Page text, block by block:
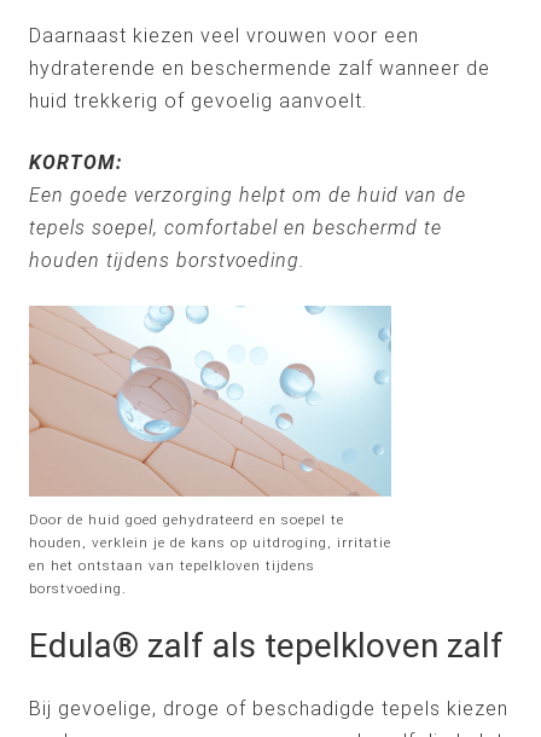
Daarnaast kiezen veel vrouwen voor een
hydraterende en beschermende zalf wanneer de
huid trekkerig of gevoelig aanvoelt.
KORTOM:
Een goede verzorging helpt om de huid van de
tepels soepel, comfortabel en beschermd te
houden tijdens borstvoeding.
Door de huid goed gehydrateerd en soepel te
houden, verklein je de kans op uitdroging, irritatie
en het ontstaan van tepelkloven tijdens
borstvoeding.
Edula® zalf als tepelkloven zalf
Bij gevoelige, droge of beschadigde tepels kiezen